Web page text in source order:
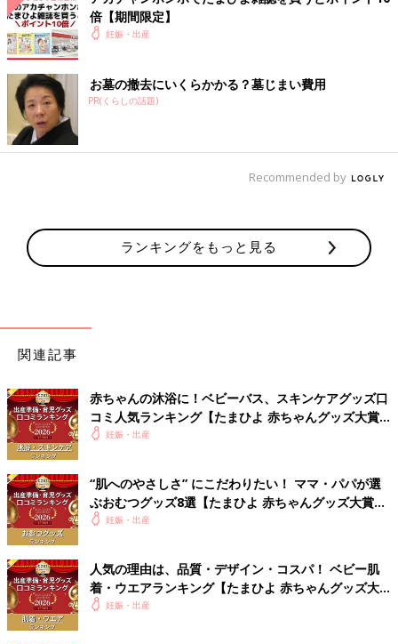
倍【期間限定】
妊娠・出産
お墓の撤去にいくらかかる？墓じまい費用
PR(くらしの話題)
Recommended by
ランキングをもっと見る
関連記事
赤ちゃんの沐浴に！ベビーバス、スキンケアグッズ口
コミ人気ランキング【たまひよ 赤ちゃんグッズ大賞
2026】
妊娠・出産
“肌へのやさしさ” にこだわりたい！ ママ・パパが選
ぶおむつグッズ8選【たまひよ 赤ちゃんグッズ大賞
2026】
妊娠・出産
人気の理由は、品質・デザイン・コスパ！ ベビー肌
着・ウエアランキング【たまひよ 赤ちゃんグッズ大
賞2026】
妊娠・出産